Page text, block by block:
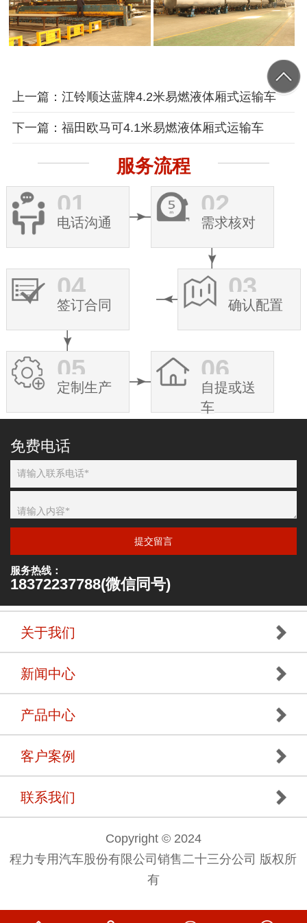
上一篇：江铃顺达蓝牌4.2米易燃液体厢式运输车
下一篇：福田欧马可4.1米易燃液体厢式运输车
服务流程
01
电话沟通
02
需求核对
03
确认配置
04
签订合同
05
定制生产
06
自提或送
车
免费电话
提交留言
服务热线：
18372237788(微信同号)
关于我们
新闻中心
产品中心
客户案例
联系我们
Copyright © 2024
程力专用汽车股份有限公司销售二十三分公司 版权所
有